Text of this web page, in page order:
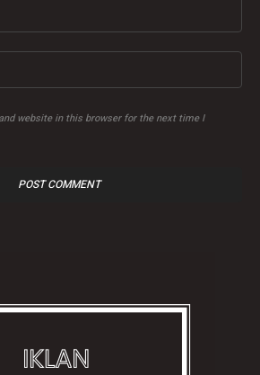
website in this browser for the next time I